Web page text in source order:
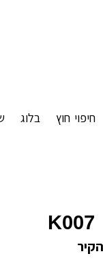
חיפוי חוץ בלוג
K007